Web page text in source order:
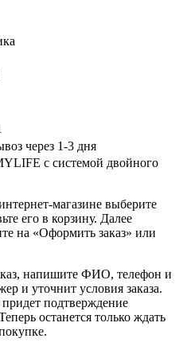
через 1-3 дня
с системой двойного
магазине выберите
его в корзину. Далее
на «Оформить заказ» или
напишите ФИО, телефон и
и уточнит условия заказа.
придет подтверждение
останется только ждать